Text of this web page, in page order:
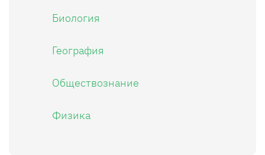
Биология
География
Обществознание
Физика